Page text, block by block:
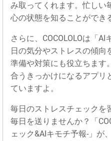
み取ってくれます。忙しい
心の状態を知ることができ
さらに、COCOLOLOは「
日の気分やストレスの傾
準備や対策にも役立ちます
合うきっかけになるアプリ
ていますよ。
毎日のストレスチェックを
毎日を送りませんか？「
ェック&AIキモチ予報-」が